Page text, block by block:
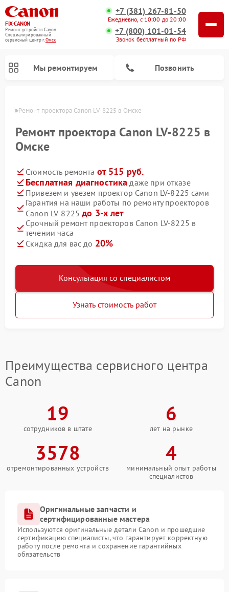
FIX-CANON
Ремонт устройств Canon
Специализированный
cервисный центр г.Омск
+7 (381) 267-81-50
Ежедневно, с 10:00 до 20:00
+7 (800) 101-01-54
Звонок бесплатный по РФ
Мы ремонтируем Позвонить
Ремонт проектора Canon LV-8225 в Омске
Ремонт проектора Canon LV-8225 в
Омске
Стоимость ремонта от 515 руб.
Бесплатная диагностика даже при отказе
Привезем и увезем проектор Canon LV-8225 сами
Гарантия на наши работы по ремонту проекторов
Canon LV-8225до 3-х лет
Срочный ремонт проекторов Canon LV-8225 в
течении часа
Скидка для вас до 20%
Консультация со специалистом
Узнать стоимость работ
Преимущества сервисного центра
Canon
19
сотрудников в штате
6
лет на рынке
3578
отремонтированных устройств
4
минимальный опыт работы
специалистов
Оригинальные запчасти и
сертифицированные мастера
Используются оригинальные детали Canon и прошедшие
сертификацию специалисты, что гарантирует корректную
работу после ремонта и сохранение гарантийных
обязательств